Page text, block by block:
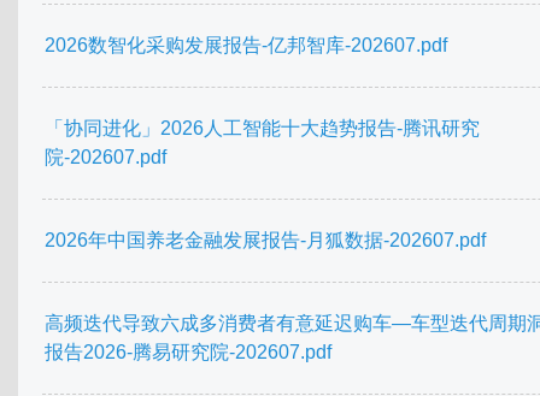
2026数智化采购发展报告-亿邦智库-202607.pdf
「协同进化」2026人工智能十大趋势报告-腾讯研究
院-202607.pdf
2026年中国养老金融发展报告-月狐数据-202607.pdf
高频迭代导致六成多消费者有意延迟购车—车型迭代周期
报告2026-腾易研究院-202607.pdf